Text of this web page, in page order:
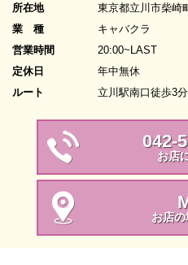
所在地
東京都立川市柴崎
業 種
キャバクラ
営業時間
20:00~LAST
定休日
年中無休
ルート
立川駅南口徒歩3
042-
お店
お店